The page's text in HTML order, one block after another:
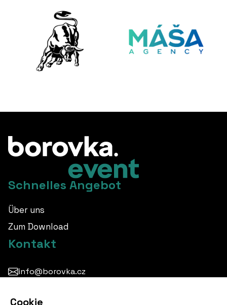
Schnelles Angebot
Über uns
Zum Download
Kontakt
info@borovka.cz
Cookie